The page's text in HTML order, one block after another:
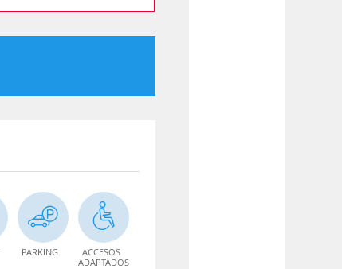
PARKING
ACCESOS
ADAPTADOS